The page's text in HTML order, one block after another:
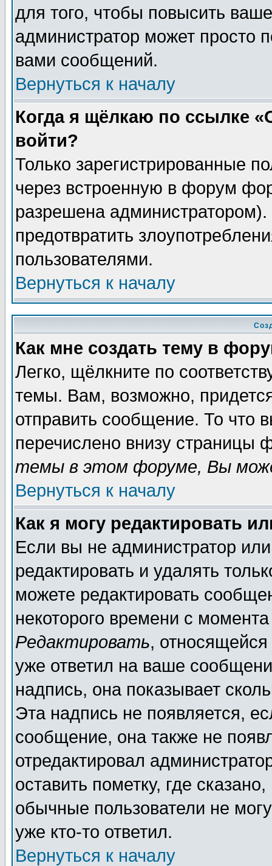
для того, чтобы повысить
администратор может просто
вами сообщений.
Вернуться к началу
Когда я щёлкаю по ссылке
войти?
Только зарегистрированные
через встроенную в форум
разрешена
предотвратить
пользователями.
Вернуться к началу
Как мне создать тему в
Легко, щёлкните по
темы. Вам, возможно,
отправить сообщение. То что
перечислено внизу страницы
темы в этом форуме, Вы
Вернуться к началу
Как я могу редактировать
Если вы не администратор
редактировать и удалять
можете редактировать
некоторого времени с
Редактировать,
уже ответил на ваше
надпись, она показывает
Эта надпись не появляется,
сообщение, она также не
отредактировал
оставить пометку, где
обычные пользователи не
уже кто-то ответил.
Вернуться к началу